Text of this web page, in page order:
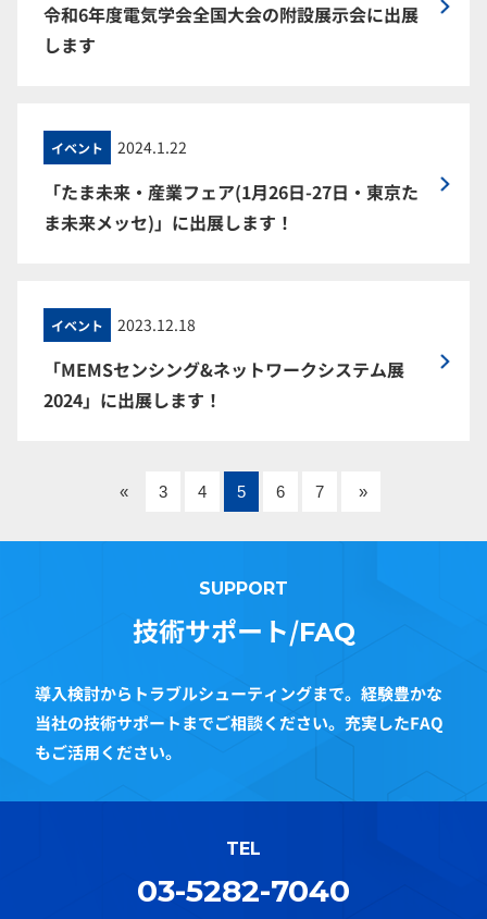
令和6年度電気学会全国大会の附設展示会に出展
します
イベント 2024.1.22
「たま未来・産業フェア(1月26日-27日・東京た
ま未来メッセ)」に出展します！
イベント 2023.12.18
「MEMSセンシング&ネットワークシステム展
2024」に出展します！
« 3 4 5 6 7 »
SUPPORT
技術サポート/FAQ
導入検討からトラブルシューティングまで。経験豊かな
当社の技術サポートまでご相談ください。充実したFAQ
もご活用ください。
TEL
03-5282-7040